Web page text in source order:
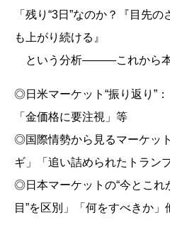
「残り“3日”なのか？『目先
も上がり続ける』
という分析―――これから本
◎日米マーケット“振り返り”
「金価格に要注視」等
◎国際情勢から見るマーケッ
ギ」「追い詰められたトラン
◎日本マーケットの“今とこれ
目”を区別」「何をすべきか」